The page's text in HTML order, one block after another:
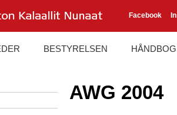
Facebook
BESTYRELSEN HÅNDBOG
AWG 2004